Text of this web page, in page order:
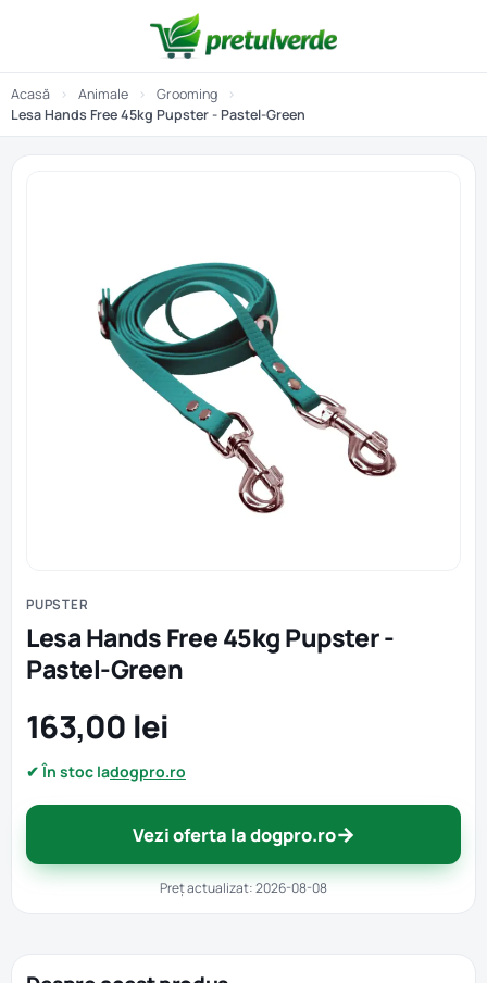
Acasă › Animale › Grooming
›
Lesa Hands Free 45kg Pupster - Pastel-Green
PUPSTER
Lesa Hands Free 45kg Pupster -
Pastel-Green
163,00 lei
✔ În stoc ladogpro.ro
Vezi oferta la dogpro.ro→
Preț actualizat: 2026-08-08